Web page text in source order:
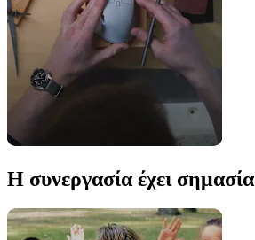
Η συνεργασία έχει σημασία